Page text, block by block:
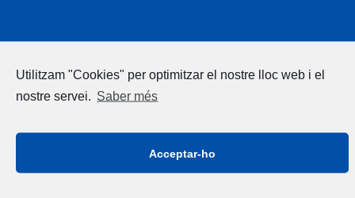
treballar.
Vols obtenir una titulació i al mateix temps experiència
Has tingut experiència laboral prèvia i coneixes el sector,
però no tens titulació que ho acrediti.
Coneixes una empresa que està interessada en tenir-te com
Utilitzam "Cookies" per optimitzar el nostre lloc web i el
nostre servei. Saber més
Acceptar-ho